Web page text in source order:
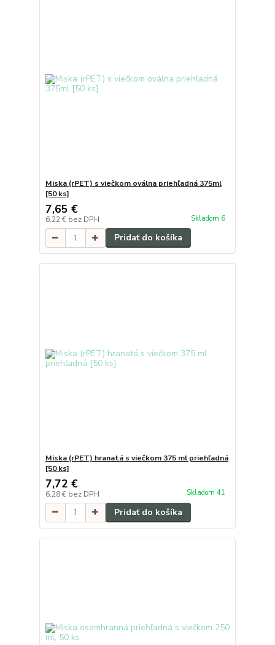
Miska (rPET) s viečkom oválna priehľadná 375ml
[50 ks]
7,65 €
6,22 € bez DPH Skladom 6
Pridať do košíka
Miska (rPET) hranatá s viečkom 375 ml priehľadná
[50 ks]
7,72 €
6,28 € bez DPH Skladom 41
Pridať do košíka